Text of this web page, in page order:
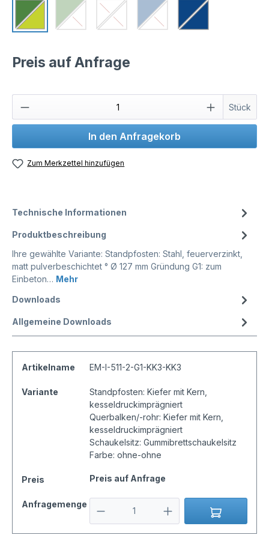
Preis auf Anfrage
Stück
In den Anfragekorb
Zum Merkzettel hinzufügen
Technische Informationen
Produktbeschreibung
Ihre gewählte Variante: Standpfosten: Stahl, feuerverzinkt,
matt pulverbeschichtet ° Ø 127 mm Gründung G1: zum
Einbeton… Mehr
Downloads
Allgemeine Downloads
Artikelname EM-I-511-2-G1-KK3-KK3
Variante
Standpfosten: Kiefer mit Kern,
kesseldruckimprägniert
Querbalken/-rohr: Kiefer mit Kern,
kesseldruckimprägniert
Schaukelsitz: Gummibrettschaukelsitz
Farbe: ohne-ohne
Preis Preis auf Anfrage
Anfragemenge